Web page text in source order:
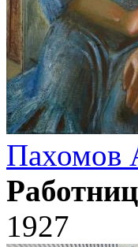
Пахомов
1927